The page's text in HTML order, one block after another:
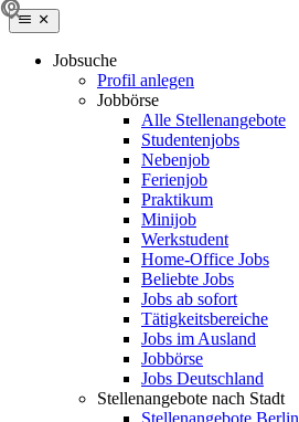
Jobsuche
Profil anlegen
Jobbörse
Alle Stellenangebote
Studentenjobs
Nebenjob
Ferienjob
Praktikum
Minijob
Werkstudent
Home-Office Jobs
Beliebte Jobs
Jobs ab sofort
Tätigkeitsbereiche
Jobs im Ausland
Jobbörse
Jobs Deutschland
Stellenangebote nach Stadt
Stellenangebote Berlin